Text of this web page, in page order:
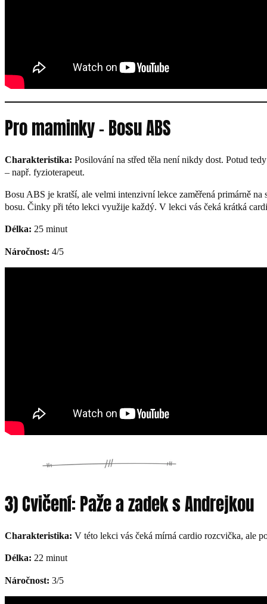
Pro maminky – Bosu ABS
Charakteristika: Posilování na střed těla není nikdy dost. Potud
– např. fyzioterapeut.
Bosu ABS je kratší, ale velmi intenzivní lekce zaměřená primárně
bosu. Činky při této lekci využije každý. V lekci vás čeká krátká
Délka: 25 minut
Náročnost: 4/5
3) Cvičení: Paže a zadek s Andrejkou
Charakteristika: V této lekci vás čeká mírná cardio rozcvička, ale
Délka: 22 minut
Náročnost: 3/5